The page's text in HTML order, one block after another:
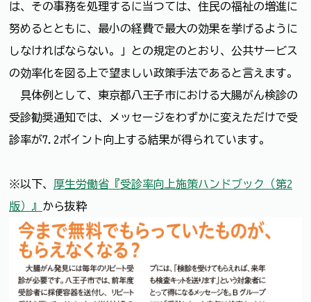
は、その事務を処理するに当つては、住民の福祉の増進に
努めるとともに、最小の経費で最大の効果を挙げるように
しなければならない。」との規定のとおり、公共サービス
の効率化を図る上で望ましい政策手法であると言えます。
具体例として、東京都八王子市における大腸がん検診の
受診勧奨通知では、メッセージをわずかに変えただけで受
診率が7.2ポイント向上する結果が得られています。
※以下、 厚生労働省『受診率向上施策ハンドブック（第2
版）』 から抜粋